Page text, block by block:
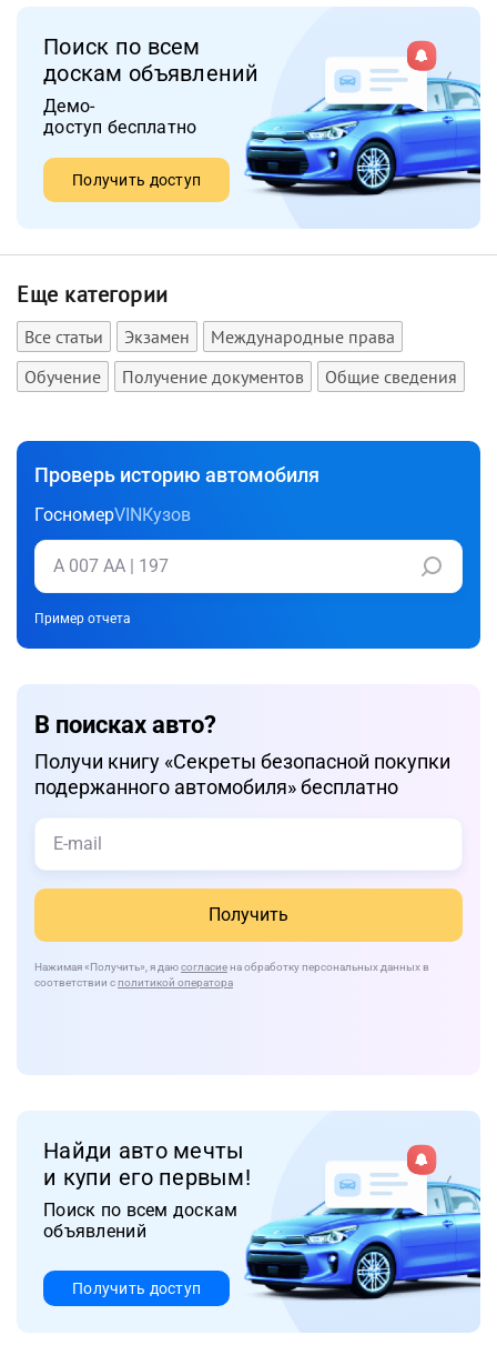
Поиск по всем
доскам объявлений
Демо-
доступ бесплатно
Получить доступ
Еще категории
Все статьи Экзамен
Международные права
Обучение
Получение документов Общие сведения
Проверь историю автомобиля
ГосномерVINКузов
Пример отчета
В поисках авто?
Получи книгу «Cекреты безопасной покупки
подержанного автомобиля» бесплатно
Получить
Нажимая «Получить» , я даюсогласиена обработку персональных данных в
соответствии сполитикой оператора
Найди авто мечты
и купи его первым!
Поиск по всем доскам
объявлений
Получить доступ